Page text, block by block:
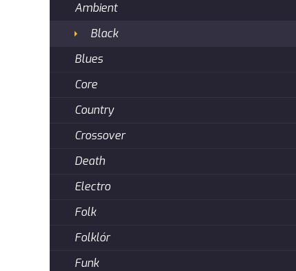
Ambient
Black
Blues
Core
Country
Crossover
Death
Electro
Folk
Folklór
Funk